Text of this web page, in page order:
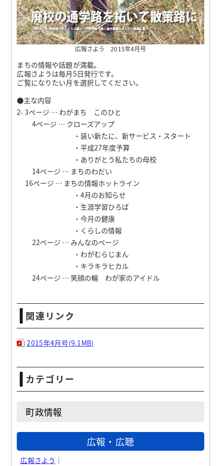
広報さよう 2015年4月号
まちの情報や話題が満載。
広報さようは毎月5日発行です。
ご覧になりたい月を選択してください。
●主な内容
2- 3ページ … わがまち このひと
4ページ … クローズアップ
・装い新たに、新サービス・スタート
・平成27年度予算
・ありがとう私たちの母校
14ページ … まちのわだい
16ページ … まちの情報ホットライン
・4月のお知らせ
・生涯学習ひろば
・今月の健康
・くらしの情報
22ページ … みんなのページ
・わがむらじまん
・キラキラヒカル
24ページ … 笑顔の輪 わが家のアイドル
関連リンク
2015年4月号(9.1MB)
カテゴリー
町政情報
広報・広聴
広報さよう ｜